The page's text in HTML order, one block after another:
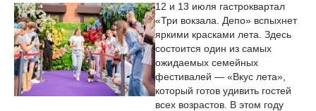
12 и 13 июля гастроквартал
«Три вокзала. Депо» вспыхнет
яркими красками лета. Здесь
состоится один из самых
ожидаемых семейных
фестивалей — «Вкус лета»,
который готов удивить гостей
всех возрастов. В этом году